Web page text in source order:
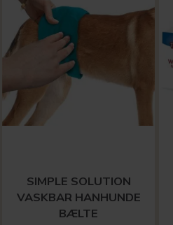
SIMPLE SOLUTION
VASKBAR HANHUNDE
BÆLTE